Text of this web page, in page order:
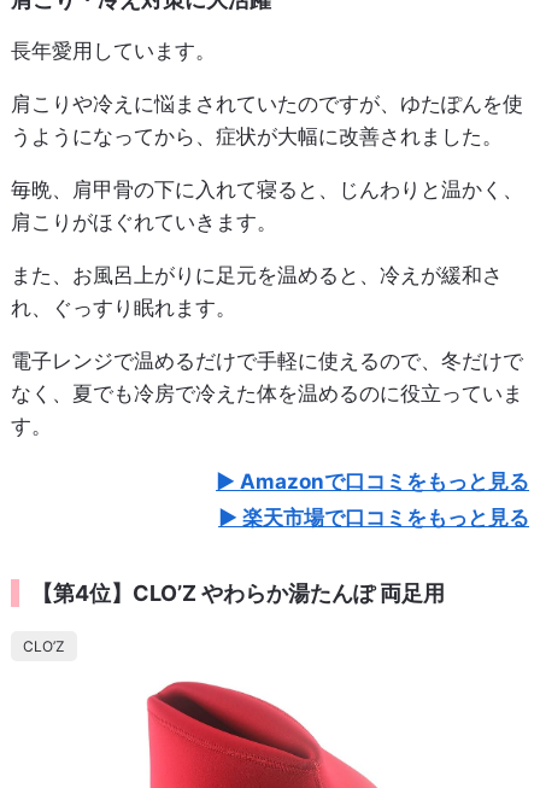
長年愛用しています。
肩こりや冷えに悩まされていたのですが、ゆたぽんを使
うようになってから、症状が大幅に改善されました。
毎晩、肩甲骨の下に入れて寝ると、じんわりと温かく、
肩こりがほぐれていきます。
また、お風呂上がりに足元を温めると、冷えが緩和さ
れ、ぐっすり眠れます。
電子レンジで温めるだけで手軽に使えるので、冬だけで
なく、夏でも冷房で冷えた体を温めるのに役立っていま
す。
Amazonで口コミをもっと見る
楽天市場で口コミをもっと見る
【第4位】CLO’Z やわらか湯たんぽ 両足用
CLO’Z